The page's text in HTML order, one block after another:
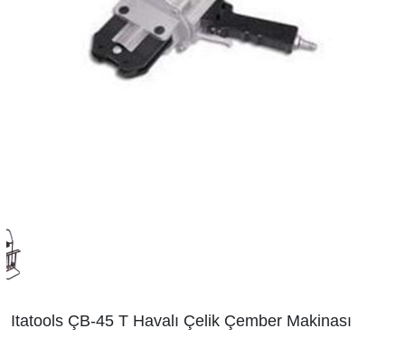
Itatools ÇB-45 T Havalı Çelik Çember Makinası